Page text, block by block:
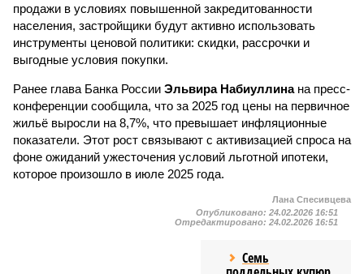
продажи в условиях повышенной закредитованности
населения, застройщики будут активно использовать
инструменты ценовой политики: скидки, рассрочки и
выгодные условия покупки.
Ранее глава Банка России Эльвира Набиуллинана пресс-
конференции сообщила, что за 2025 год цены на первичное
жильё выросли на 8,7%, что превышает инфляционные
показатели. Этот рост связывают с активизацией спроса на
фоне ожиданий ужесточения условий льготной ипотеки,
которое произошло в июле 2025 года.
Лана Спесивцева
Опубликовано: 24.02.2026 16:51
Отредактировано: 24.02.2026 16:51
Семь